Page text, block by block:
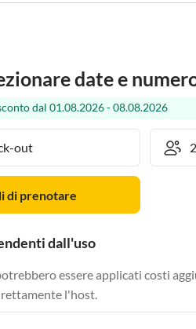
date e
dal 01.08.2026 - 08.08.2026
out
di prenotare
dall'uso
essere applicati costi
l'host.